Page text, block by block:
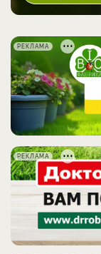
РЕКЛАМА
РЕКЛАМА